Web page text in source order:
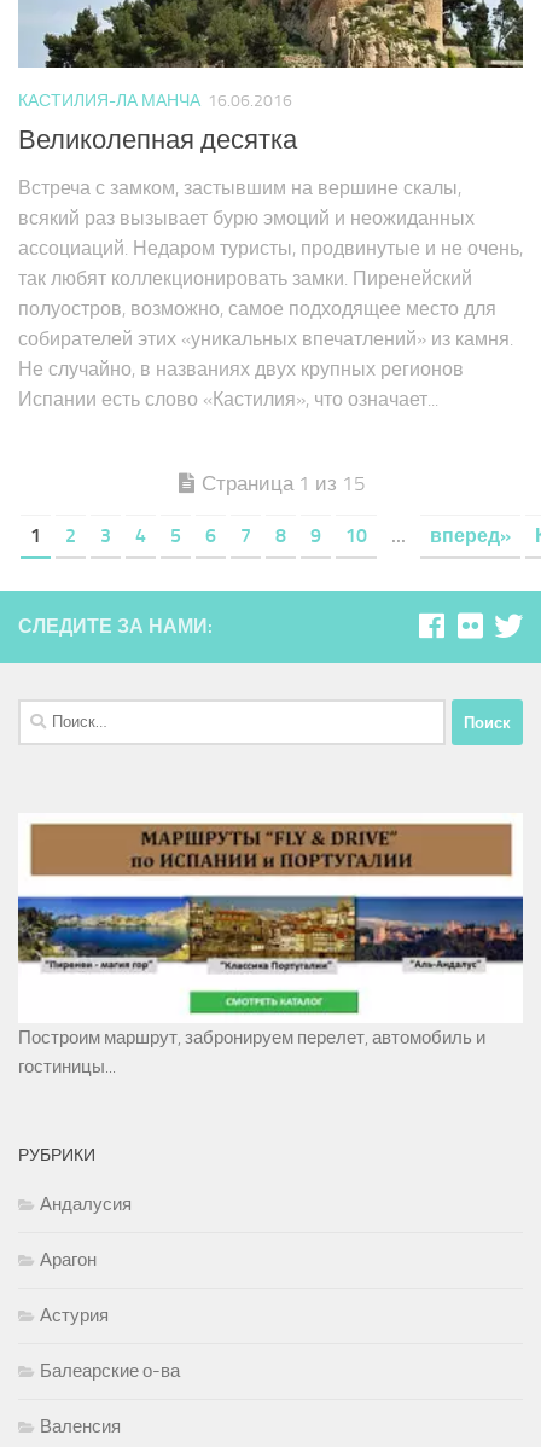
КАСТИЛИЯ-ЛА МАНЧА 16.06.2016
Встреча с замком, застывшим на вершине скалы,
всякий раз вызывает бурю эмоций и неожиданных
ассоциаций. Недаром туристы, продвинутые и не очень,
так любят коллекционировать замки. Пиренейский
полуостров, возможно, самое подходящее место для
собирателей этих «уникальных впечатлений» из камня.
Не случайно, в названиях двух крупных регионов
1 2 3 4 5 6 7 8 9 10 вперед»
Найти:
Построим маршрут, забронируем перелет, автомобиль и